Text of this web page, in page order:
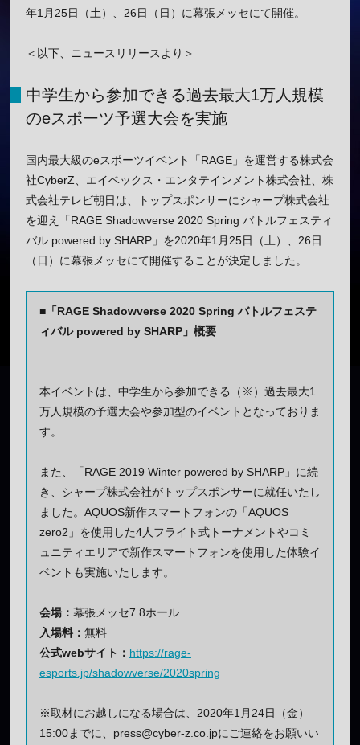
年1月25日（土）、26日（日）に幕張メッセにて開催。
＜以下、ニュースリリースより＞
中学生から参加できる過去最大1万人規模
のeスポーツ予選大会を実施
国内最大級のeスポーツイベント「RAGE」を運営する株式会
社CyberZ、エイベックス・エンタテインメント株式会社、株
式会社テレビ朝日は、トップスポンサーにシャープ株式会社
を迎え「RAGE Shadowverse 2020 Spring バトルフェスティ
バル powered by SHARP」を2020年1月25日（土）、26日
（日）に幕張メッセにて開催することが決定しました。
■「RAGE Shadowverse 2020 Spring バトルフェステ
ィバル powered by SHARP」概要
本イベントは、中学生から参加できる（※）過去最大1
万人規模の予選大会や参加型のイベントとなっておりま
す。
また、「RAGE 2019 Winter powered by SHARP」に続
き、シャープ株式会社がトップスポンサーに就任いたし
ました。AQUOS新作スマートフォンの「AQUOS
zero2」を使用した4人フライト式トーナメントやコミ
ュニティエリアで新作スマートフォンを使用した体験イ
ベントも実施いたします。
会場： 幕張メッセ7.8ホール
入場料： 無料
公式webサイト： https://rage-
esports.jp/shadowverse/2020spring
※取材にお越しになる場合は、2020年1月24日（金）
15:00までに、press@cyber-z.co.jpにご連絡をお願いい